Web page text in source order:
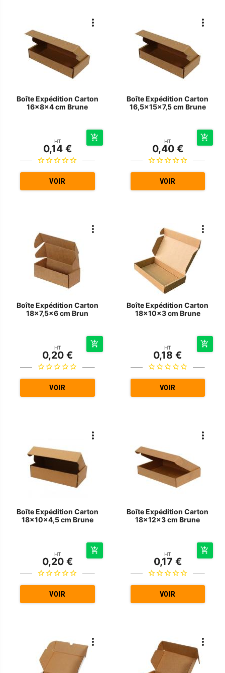
Boîte Expédition Carton
16x8x4 cm Brune
HT
0,14 €
VOIR
Boîte Expédition Carton
16,5x15x7,5 cm Brune
HT
0,40 €
VOIR
Boîte Expédition Carton
18x7,5x6 cm Brun
HT
0,20 €
VOIR
Boîte Expédition Carton
18x10x3 cm Brune
HT
0,18 €
VOIR
Boîte Expédition Carton
18x10x4,5 cm Brune
HT
0,20 €
VOIR
Boîte Expédition Carton
18x12x3 cm Brune
HT
0,17 €
VOIR